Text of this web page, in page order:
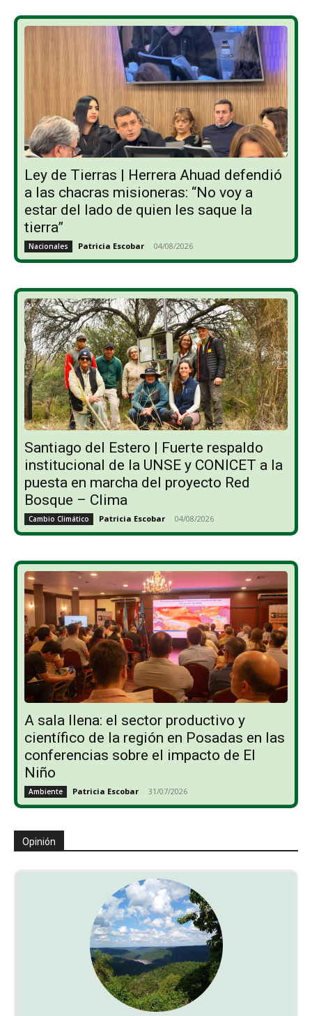
Ley de Tierras | Herrera Ahuad defendió
a las chacras misioneras: “No voy a
estar del lado de quien les saque la
tierra”
Nacionales Patricia Escobar - 04/08/2026
Santiago del Estero | Fuerte respaldo
institucional de la UNSE y CONICET a la
puesta en marcha del proyecto Red
Bosque – Clima
Cambio Climático Patricia Escobar - 04/08/2026
A sala llena: el sector productivo y
científico de la región en Posadas en las
conferencias sobre el impacto de El
Niño
Ambiente Patricia Escobar - 31/07/2026
Opinión